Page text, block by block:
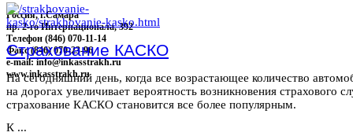
Россия, г.Самара
пр. 2-го Интернационала, 392
Телефон (846) 070-11-14
Факс (846) 070-23-96
e-mail: info@inkasstrakh.ru
www.inkasstrakh.ru
Страхование КАСКО
На сегодняшний день, когда все возрастающее количество
на дорогах увеличивает вероятность возникновения страхового
страхование КАСКО становится все более популярным.
К ...